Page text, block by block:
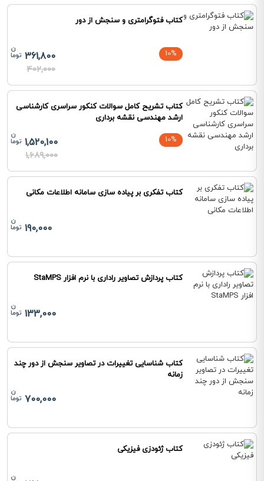
کتاب فتوگرامتری و سنجش از دور
10%
361,800
402,000
کتاب تشریح کامل سوالات کنکور سراسری کارشناسی
ارشد مهندسی نقشه برداری
10%
1,520,100
1,689,000
کتاب تفکری بر پیاده سازی سامانه اطلاعات مکانی
190,000
کتاب پردازش تصاویر راداری با نرم افزار StaMPS
133,000
کتاب شناسایی تغییرات در تصاویر سنجش از دور چند
زمانه
700,000
کتاب ژئودزی فیزیکی